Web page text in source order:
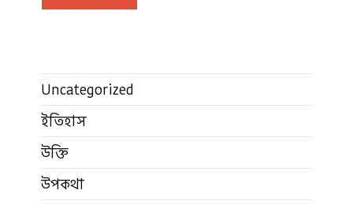
Uncategorized
ইতিহাস
উক্তি
উপকথা